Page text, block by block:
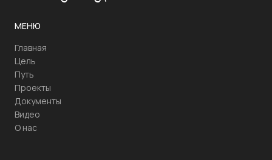
МЕНЮ
Главная
Цель
Путь
Проекты
Документы
Видео
О нас